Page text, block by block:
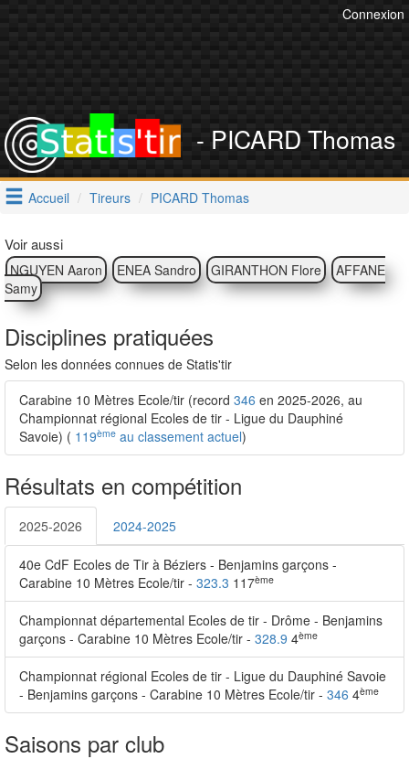
Connexion
- PICARD Thomas
Accueil Tireurs PICARD Thomas
Voir aussi
NGUYEN Aaron ENEA Sandro GIRANTHON Flore
AFFANE
Samy
Disciplines pratiquées
Selon les données connues de Statis'tir
Carabine 10 Mètres Ecole/tir (record 346 en 2025-2026, au
Championnat régional Ecoles de tir - Ligue du Dauphiné
Savoie) ( 119ème au classement actuel)
Résultats en compétition
2025-2026 2024-2025
40e CdF Ecoles de Tir à Béziers - Benjamins garçons -
Carabine 10 Mètres Ecole/tir - 323.3 117ème
Championnat départemental Ecoles de tir - Drôme - Benjamins
garçons - Carabine 10 Mètres Ecole/tir - 328.9 4ème
Championnat régional Ecoles de tir - Ligue du Dauphiné Savoie
- Benjamins garçons - Carabine 10 Mètres Ecole/tir - 346 4ème
Saisons par club